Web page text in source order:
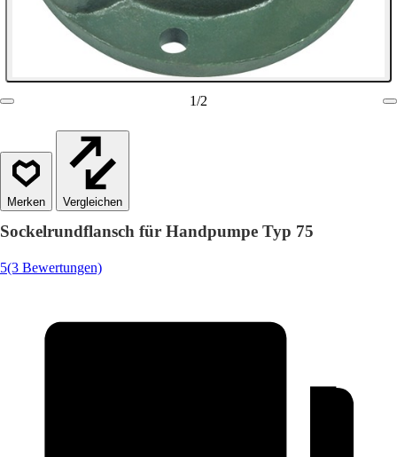
1/2
Vergleichen
Sockelrundflansch für Handpumpe Typ 75
5(3 Bewertungen)